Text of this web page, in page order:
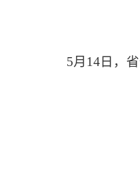
5月14日，